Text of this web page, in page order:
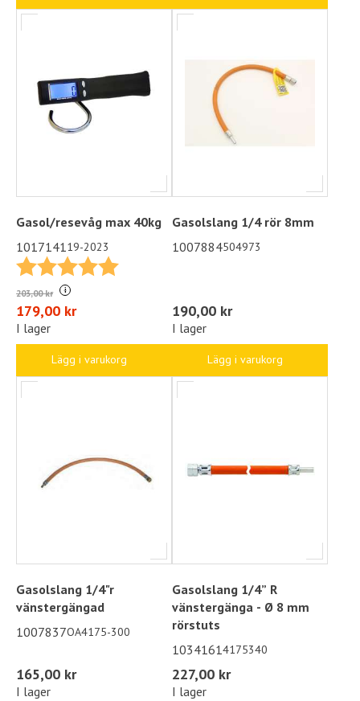
Gasol/resevåg max 40kg
101714119-2023
Betyg: 5.0 utav 5 stjärnor
203,00 kr i
179,00 kr
I lager
Lägg i varukorg
Gasolslang 1/4 rör 8mm
1007884504973
190,00 kr
I lager
Lägg i varukorg
Gasolslang 1/4"r
vänstergängad
1007837OA4175-300
165,00 kr
I lager
Gasolslang 1/4” R
vänstergänga - Ø 8 mm
rörstuts
10341614175340
227,00 kr
I lager